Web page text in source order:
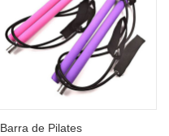
Barra de Pilates